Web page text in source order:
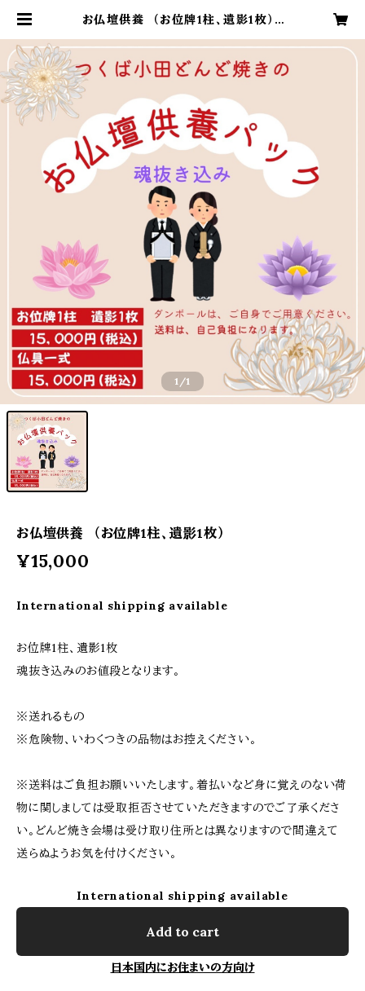
お仏壇供養 （お位牌1柱、遺影1枚） |
1 /1
お仏壇供養 （お位牌1柱、遺影1枚）
¥15,000
International shipping available
お位牌1柱、遺影1枚
魂抜き込みのお値段となります。
※送れるもの
※危険物、いわくつきの品物はお控えください。
※送料はご負担お願いいたします。着払いなど身に覚えのない荷
物に関しましては受取拒否させていただきますのでご了承くださ
い。どんど焼き会場は受け取り住所とは異なりますので間違えて
送らぬようお気を付けください。
International shipping available
Add to cart
日本国内にお住まいの方向け